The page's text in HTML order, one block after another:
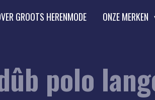
GROOTS HERENMODE ONZE MERKEN
polo